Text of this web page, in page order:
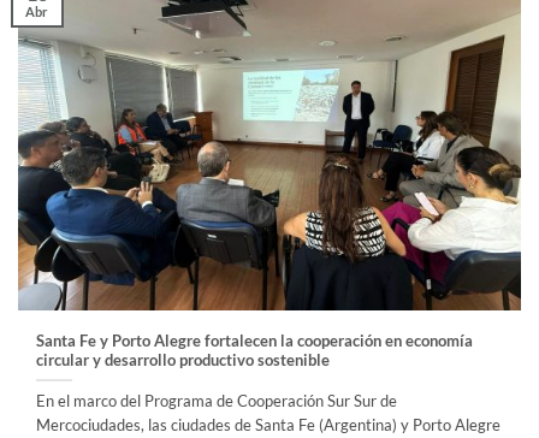
Santa Fe y Porto Alegre fortalecen la cooperación en economía
circular y desarrollo productivo sostenible
En el marco del Programa de Cooperación Sur Sur de
Mercociudades, las ciudades de Santa Fe (Argentina) y Porto Alegre
Abr